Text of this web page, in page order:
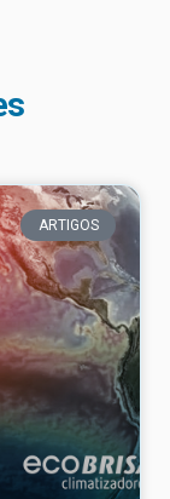
ARTIGOS